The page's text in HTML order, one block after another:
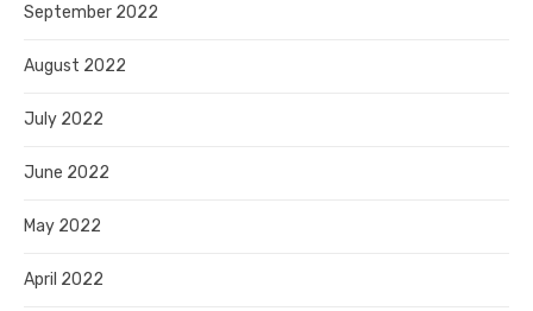
September 2022
August 2022
July 2022
June 2022
May 2022
April 2022